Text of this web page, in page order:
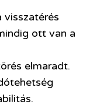
visszatérés
ott van a
elmaradt.